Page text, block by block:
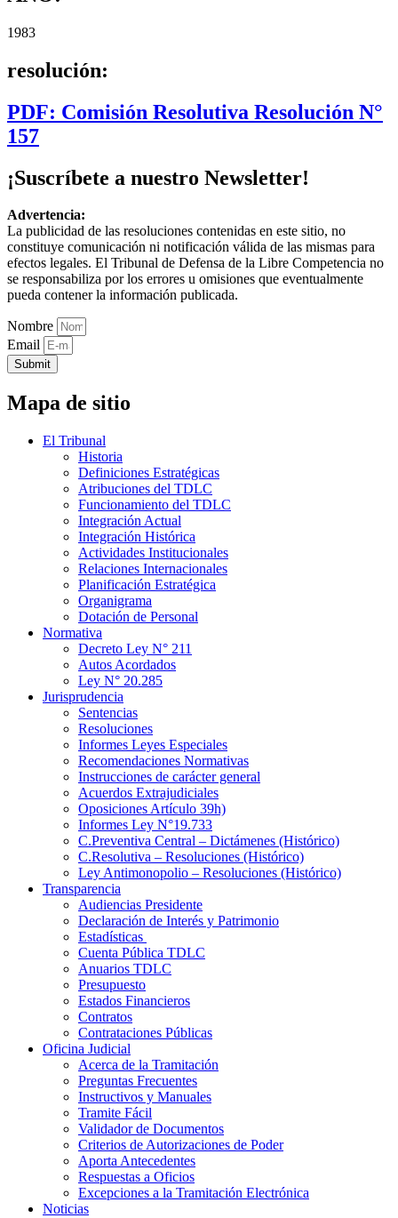
1983
resolución:
PDF: Comisión Resolutiva Resolución N°
157
¡Suscríbete a nuestro Newsletter!
Advertencia:
La publicidad de las resoluciones contenidas en este sitio, no
constituye comunicación ni notificación válida de las mismas para
efectos legales. El Tribunal de Defensa de la Libre Competencia no
se responsabiliza por los errores u omisiones que eventualmente
pueda contener la información publicada.
Nombre
Email
Submit
Mapa de sitio
El Tribunal
Historia
Definiciones Estratégicas
Atribuciones del TDLC
Funcionamiento del TDLC
Integración Actual
Integración Histórica
Actividades Institucionales
Relaciones Internacionales
Planificación Estratégica
Organigrama
Dotación de Personal
Normativa
Decreto Ley N° 211
Autos Acordados
Ley N° 20.285
Jurisprudencia
Sentencias
Resoluciones
Informes Leyes Especiales
Recomendaciones Normativas
Instrucciones de carácter general
Acuerdos Extrajudiciales
Oposiciones Artículo 39h)
Informes Ley N°19.733
C.Preventiva Central – Dictámenes (Histórico)
C.Resolutiva – Resoluciones (Histórico)
Ley Antimonopolio – Resoluciones (Histórico)
Transparencia
Audiencias Presidente
Declaración de Interés y Patrimonio
Estadísticas
Cuenta Pública TDLC
Anuarios TDLC
Presupuesto
Estados Financieros
Contratos
Contrataciones Públicas
Oficina Judicial
Acerca de la Tramitación
Preguntas Frecuentes
Instructivos y Manuales
Tramite Fácil
Validador de Documentos
Criterios de Autorizaciones de Poder
Aporta Antecedentes
Respuestas a Oficios
Excepciones a la Tramitación Electrónica
Noticias